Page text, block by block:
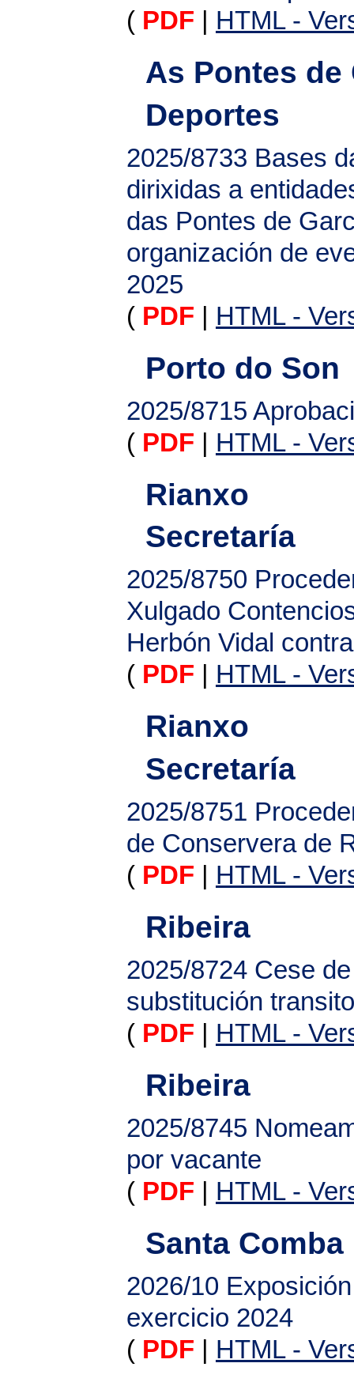
( PDF HTML -
As Pontes de
Deportes
2025/8733 Bases
dirixidas a
das Pontes de
organización de
2025
( PDF HTML -
Porto do Son
2025/8715
( PDF HTML -
Rianxo
Secretaría
2025/8750
Xulgado
Herbón Vidal
( PDF HTML -
Rianxo
Secretaría
2025/8751
de Conservera de
( PDF HTML -
Ribeira
2025/8724 Cese
substitución
( PDF HTML -
Ribeira
2025/8745
por vacante
( PDF HTML -
Santa Comba
2026/10
exercicio 2024
( PDF HTML -